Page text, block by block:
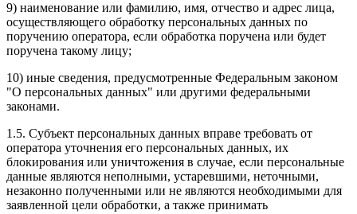
9) наименование или фамилию, имя, отчество и адрес лица,
осуществляющего обработку персональных данных по
поручению оператора, если обработка поручена или будет
поручена такому лицу;
10) иные сведения, предусмотренные Федеральным законом
"О персональных данных" или другими федеральными
законами.
1.5. Субъект персональных данных вправе требовать от
оператора уточнения его персональных данных, их
блокирования или уничтожения в случае, если персональные
данные являются неполными, устаревшими, неточными,
незаконно полученными или не являются необходимыми для
заявленной цели обработки, а также принимать